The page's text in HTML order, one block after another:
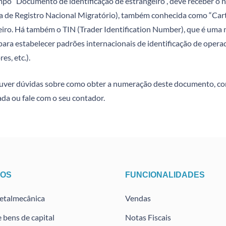
de Registro Nacional Migratório), também conhecida como
Há também o TIN (Trader Identification Number), que é
estabelecer padrões internacionais de identificação de
etc.).
dúvidas sobre como obter a numeração deste documento,
ou fale com o seu contador.
de capital
FUNCIONALIDADES
Vendas
Notas Fiscais